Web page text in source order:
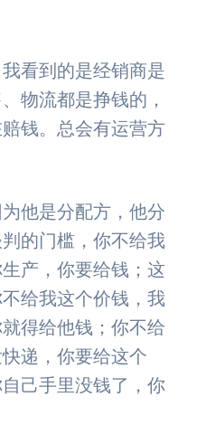
看到的是经销商是
物流都是挣钱的，
钱。总会有运营方
他是分配方，他分
的门槛，你不给我
产，你要给钱；这
给我这个价钱，我
得给他钱；你不给
递，你要给这个
己手里没钱了，你